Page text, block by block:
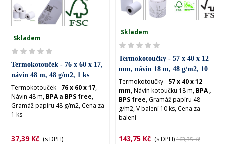
Skladem
Termokotouček - 76 x 60 x 17,
návin 48 m, 48 g/m2, 1 ks
Termokotouček - 76 x 60 x 17,
Návin 48 m, BPA a BPS free,
Gramáž papíru 48 g/m2, Cena za
1 ks
37,39 Kč (s DPH)
Skladem
Termokotoučky - 57 x 40 x 12
mm, návin 18 m, 48 g/m2, 10
ks
Termokotoučky - 57 x 40 x 12
mm, Návin kotoučku 18 m, BPA ,
BPS free, Gramáž papíru 48
g/m2, V balení 10 ks, Cena za
balení
143,75 Kč (s DPH) 163,35 Kč